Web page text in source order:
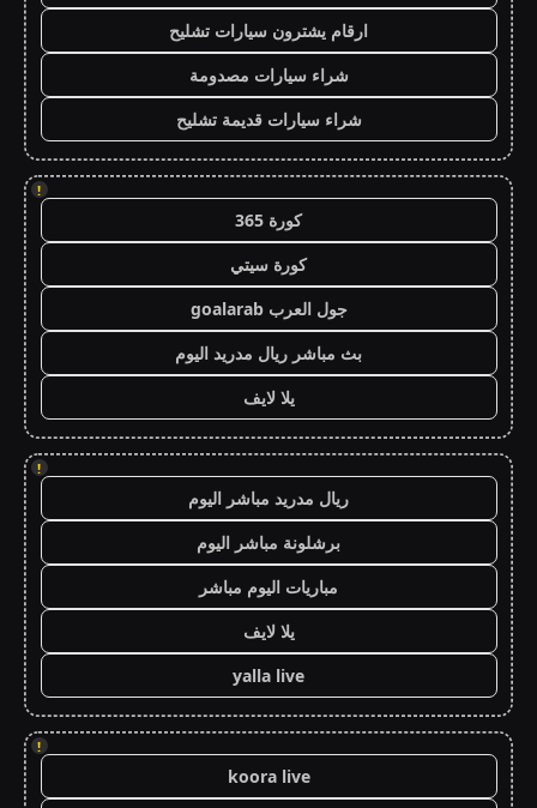
ارقام يشترون سيارات تشليح
شراء سيارات مصدومة
شراء سيارات قديمة تشليح
!
كورة 365
كورة سيتي
جول العرب goalarab
بث مباشر ريال مدريد اليوم
يلا لايف
!
ريال مدريد مباشر اليوم
برشلونة مباشر اليوم
مباريات اليوم مباشر
يلا لايف
yalla live
!
koora live